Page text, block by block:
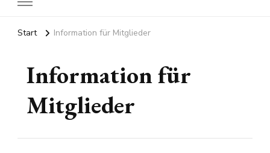
Start Information für Mitglieder
Information für
Mitglieder